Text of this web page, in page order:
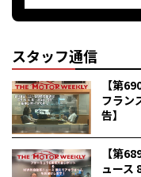
スタッフ通信
【第
フラン
告】
【第
ュース